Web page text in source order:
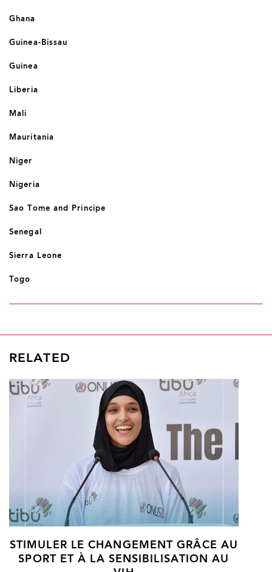
Ghana
Guinea-Bissau
Guinea
Liberia
Mali
Mauritania
Niger
Nigeria
Sao Tome and Principe
Senegal
Sierra Leone
Togo
RELATED
STIMULER LE CHANGEMENT GRÂCE AU
SPORT ET À LA SENSIBILISATION AU